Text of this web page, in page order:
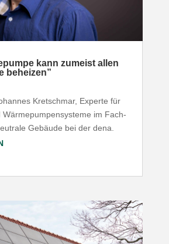
kann zumeist allen
beheizen”
Kret­schmar, Experte für
Wärme­pum­pen­systeme im Fach­
Gebäude bei der dena.